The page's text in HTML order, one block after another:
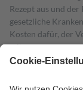
Rezept aus und
gesetzliche
Kosten dafür, der
mit.
Grundsätzlich
höchstens zehn Euro.